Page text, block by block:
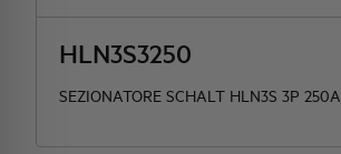
HLN3S3250
SEZIONATORE SCHALT HLN3S 3P 250A